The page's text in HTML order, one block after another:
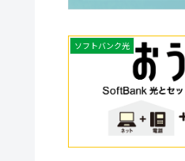
ソフトバンク光